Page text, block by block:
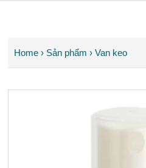
Home › Sản phẩm › Van keo